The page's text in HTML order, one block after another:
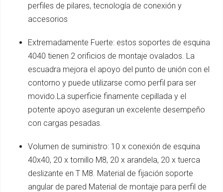
perfiles de pilares, tecnología de conexión y
accesorios
Extremadamente Fuerte: estos soportes de esquina
4040 tienen 2 orificios de montaje ovalados. La
escuadra mejora el apoyo del punto de unión con el
contorno y puede utilizarse como perfil para ser
movido.La superficie finamente cepillada y el
potente apoyo aseguran un excelente desempeño
con cargas pesadas.
Volumen de suministro: 10 x conexión de esquina
40x40, 20 x tornillo M8, 20 x arandela, 20 x tuerca
deslizante en T M8. Material de fijación soporte
angular de pared Material de montaje para perfil de